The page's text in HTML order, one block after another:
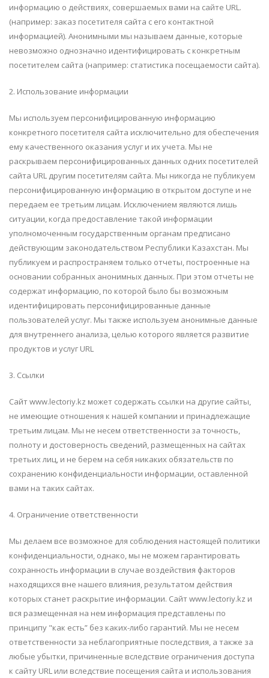
информацию о действиях, совершаемых вами на сайте URL.
(например: заказ посетителя сайта с его контактной
информацией). Анонимными мы называем данные, которые
невозможно однозначно идентифицировать с конкретным
посетителем сайта (например: статистика посещаемости сайта).
2. Использование информации
Мы используем персонифицированную информацию
конкретного посетителя сайта исключительно для обеспечения
ему качественного оказания услуг и их учета. Мы не
раскрываем персонифицированных данных одних посетителей
сайта URL другим посетителям сайта. Мы никогда не публикуем
персонифицированную информацию в открытом доступе и не
передаем ее третьим лицам. Исключением являются лишь
ситуации, когда предоставление такой информации
уполномоченным государственным органам предписано
действующим законодательством Республики Казахстан. Мы
публикуем и распространяем только отчеты, построенные на
основании собранных анонимных данных. При этом отчеты не
содержат информацию, по которой было бы возможным
идентифицировать персонифицированные данные
пользователей услуг. Мы также используем анонимные данные
для внутреннего анализа, целью которого является развитие
продуктов и услуг URL
3. Ссылки
Сайт www.lectoriy.kz может содержать ссылки на другие сайты,
не имеющие отношения к нашей компании и принадлежащие
третьим лицам. Мы не несем ответственности за точность,
полноту и достоверность сведений, размещенных на сайтах
третьих лиц, и не берем на себя никаких обязательств по
сохранению конфиденциальности информации, оставленной
вами на таких сайтах.
4. Ограничение ответственности
Мы делаем все возможное для соблюдения настоящей политики
конфиденциальности, однако, мы не можем гарантировать
сохранность информации в случае воздействия факторов
находящихся вне нашего влияния, результатом действия
которых станет раскрытие информации. Сайт www.lectoriy.kz и
вся размещенная на нем информация представлены по
принципу "как есть” без каких-либо гарантий. Мы не несем
ответственности за неблагоприятные последствия, а также за
любые убытки, причиненные вследствие ограничения доступа
к сайту URL или вследствие посещения сайта и использования